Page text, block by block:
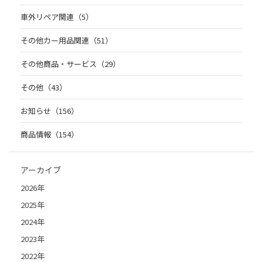
車外リペア関連（5）
その他カー用品関連（51）
その他商品・サービス（29）
その他（43）
お知らせ（156）
商品情報（154）
アーカイブ
2026年
2025年
2024年
2023年
2022年